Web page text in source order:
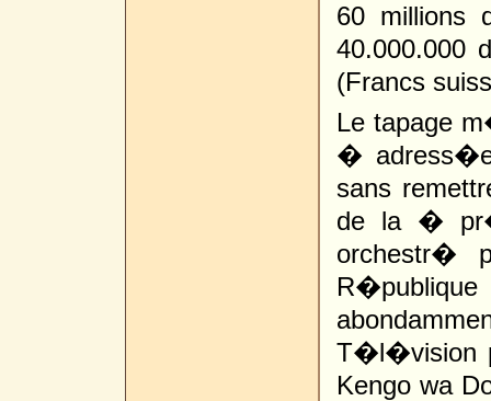
60 millions
40.000.000
(Francs
Le tapage
�
sans
de la �
orchestr�
T�l�vision
Kengo wa